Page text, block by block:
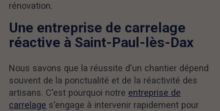
rénovation.
Une entreprise de carrelage
réactive à Saint-Paul-lès-Dax
Nous savons que la réussite d'un chantier dépend
souvent de la ponctualité et de la réactivité des
artisans. C'est pourquoi notre entreprise de
carrelage s'engage à intervenir rapidement pour